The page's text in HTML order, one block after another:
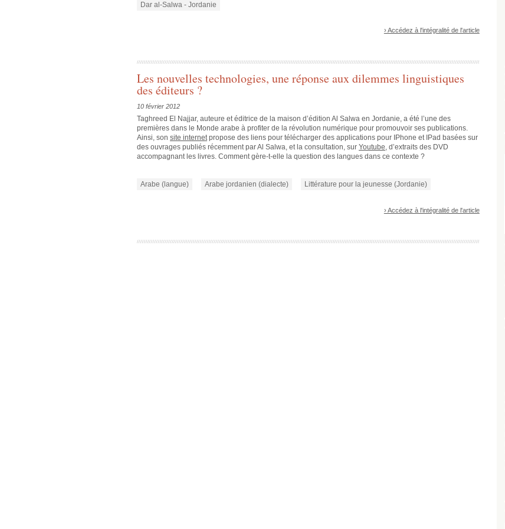
Dar al-Salwa - Jordanie
› Accédez à l'intégralité de l'article
Les nouvelles technologies, une réponse aux dilemmes linguistiques
des éditeurs ?
10 février 2012
Taghreed El Najjar, auteure et éditrice de la maison d’édition Al Salwa en Jordanie, a été l’une des
premières dans le Monde arabe à profiter de la révolution numérique pour promouvoir ses publications.
Ainsi, son site internetpropose des liens pour télécharger des applications pour IPhone et IPad basées sur
des ouvrages publiés récemment par Al Salwa, et la consultation, sur Youtube, d’extraits des DVD
accompagnant les livres. Comment gère-t-elle la question des langues dans ce contexte ?
Arabe (langue) Arabe jordanien (dialecte) Littérature pour la jeunesse (Jordanie)
› Accédez à l'intégralité de l'article